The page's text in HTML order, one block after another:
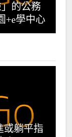
的公務
+e學中心
或躺平指